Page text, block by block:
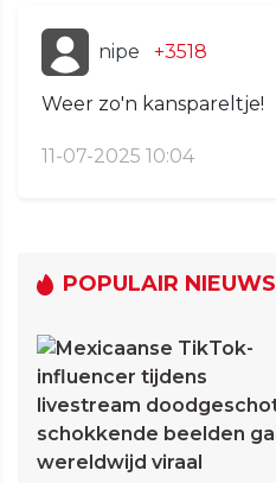
nipe +3518
Weer zo'n kanspareltje!
11-07-2025 10:04
POPULAIR NIEUWS